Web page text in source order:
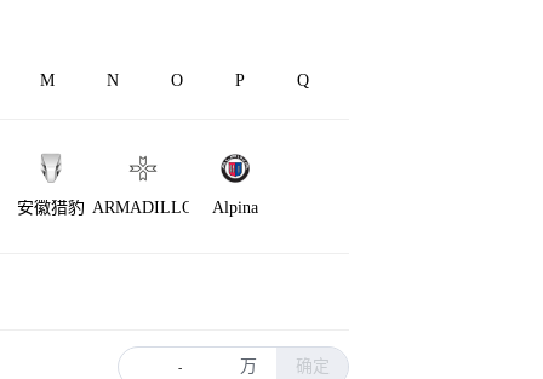
M N O P Q
安徽猎豹 ARMADILLO Alpina
- 万 确定